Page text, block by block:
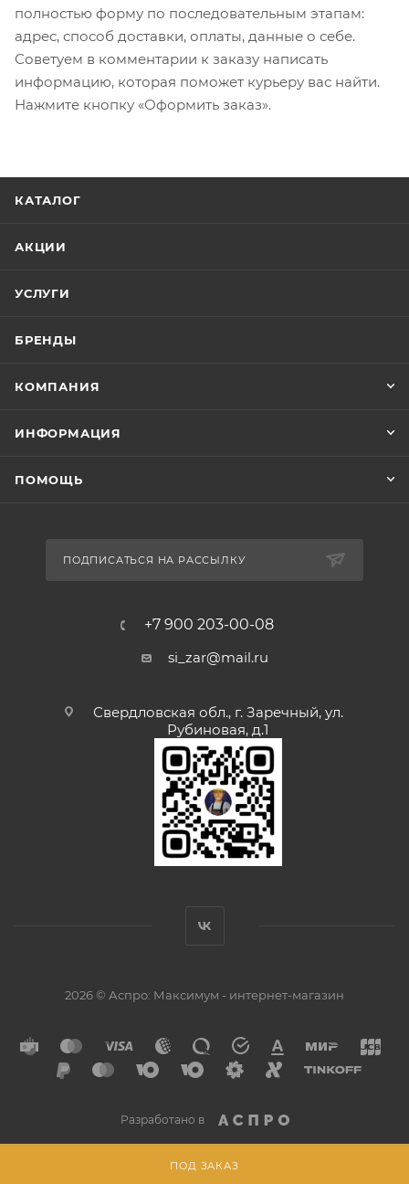
ПОД ЗАКАЗ
полностью форму по последовательным этапам:
адрес, способ доставки, оплаты, данные о себе.
Советуем в комментарии к заказу написать
информацию, которая поможет курьеру вас найти.
Нажмите кнопку «Оформить заказ».
КАТАЛОГ
АКЦИИ
УСЛУГИ
БРЕНДЫ
КОМПАНИЯ
ИНФОРМАЦИЯ
ПОМОЩЬ
ПОДПИСАТЬСЯ НА РАССЫЛКУ
+7 900 203-00-08
si_zar@mail.ru
Свердловская обл., г. Заречный, ул.
Рубиновая, д.1
2026 © Аспро: Максимум - интернет-магазин
Разработано в